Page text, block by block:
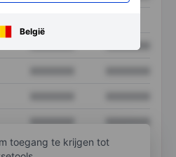
België
XXXXXXX
XXXXXXX
XXXXXXX
toegang te krijgen tot